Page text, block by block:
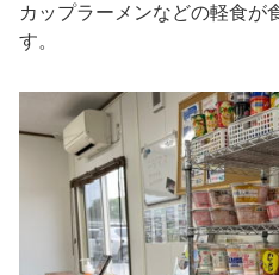
カップラーメンなどの軽食が
す。